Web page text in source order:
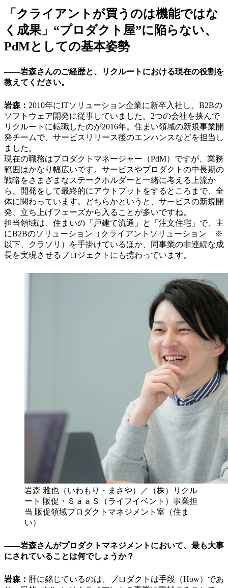
「クライアントが買うのは機能ではな
く成果」“プロダクト屋”に陥らない、
PdMとしての基本姿勢
――岩森さんのご経歴と、リクルートにおける現在の役割を
教えてください。
岩森： 2010年にITソリューション企業に新卒入社し、B2Bの
ソフトウェア開発に従事していました。2つの会社を挟んで
リクルートに転職したのが2016年。住まい領域の新規事業開
発チームで、サービスリリース後のエンハンスなどを担当し
ました。
現在の職務はプロダクトマネージャー（PdM）ですが、業務
範囲はかなり幅広いです。サービスやプロダクトの中長期の
戦略をさまざまなステークホルダーと一緒に考える上流か
ら、開発をして最終的にアウトプットをするところまで、全
体に関わっています。どちらかというと、サービスの新規開
発、立ち上げフェーズから入ることが多いですね。
担当領域は、住まいの「戸建て流通」と「注文住宅」で、主
にB2Bのソリューション（クライアントソリューション ※
以下、クラソリ）を手掛けているほか、同事業の非連続な成
長を実現させるプロジェクトにも携わっています。
岩森 雅也（いわもり・まさや）／（株）リクル
ート 販促・ＳａａＳ（ライフイベント）事業担
当 販促領域プロダクトマネジメント室（住ま
い）
――岩森さんがプロダクトマネジメントにおいて、最も大事
にされていることは何でしょうか？
岩森： 肝に銘じているのは、プロダクトは手段（How）であ